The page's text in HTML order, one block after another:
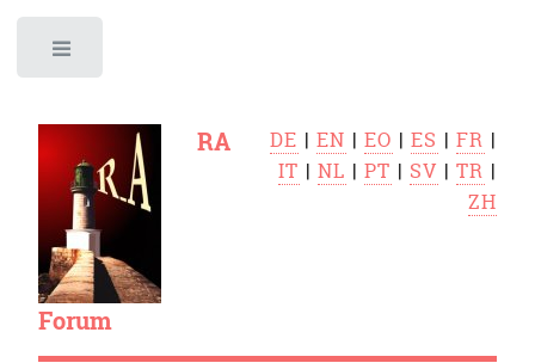
RA
Forum
DE |EN |EO |ES |FR |
IT |NL |PT | SV |TR |
ZH